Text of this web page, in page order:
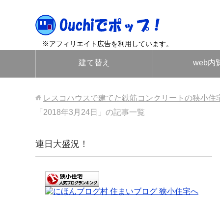
※アフィリエイト広告を利用しています。
建て替え web内
レスコハウスで建てた鉄筋コンクリートの狭小住
「2018年3月24日」の記事一覧
連日大盛況！